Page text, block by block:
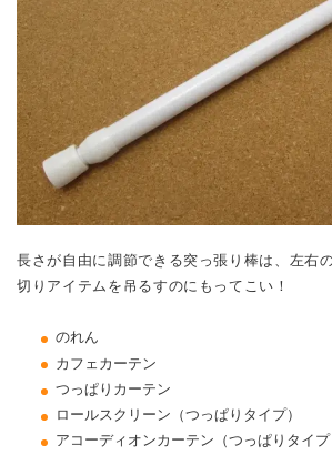
長さが自由に調節できる突っ張り棒は、左右
切りアイテムを吊るすのにもってこい！
のれん
カフェカーテン
つっぱりカーテン
ロールスクリーン（つっぱりタイプ）
アコーディオンカーテン（つっぱりタイプ